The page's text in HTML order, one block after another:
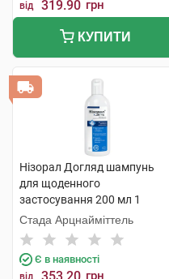
від 319.90 грн
КУПИТИ
Нізорал Догляд шампунь
для щоденного
застосування 200 мл 1
флакон
Стада Арцнайміттель
Є в наявності
від грн